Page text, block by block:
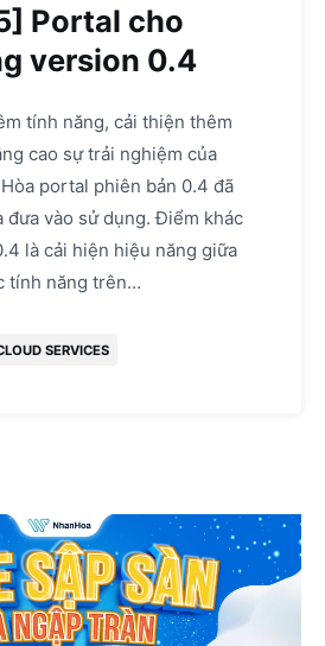
Portal cho
version 0.4
tính năng, cải thiện thêm
cao sự trải nghiệm của
portal phiên bản 0.4 đã
đưa vào sử dụng. Điểm khác
là cải hiện hiệu năng giữa
tính năng trên…
SERVICES